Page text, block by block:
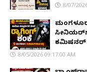
8/07/
ಕಮಿಷನರ್
8/05/2026 09:17:00 AM